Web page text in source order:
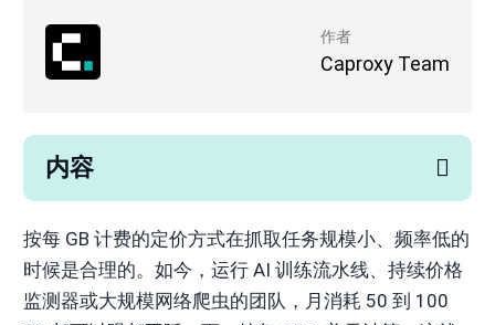
作者
Caproxy Team
内容
按每 GB 计费的定价方式在抓取任务规模小、频率低的
时候是合理的。如今，运行 AI 训练流水线、持续价格
监测器或大规模网络爬虫的团队，月消耗 50 到 100